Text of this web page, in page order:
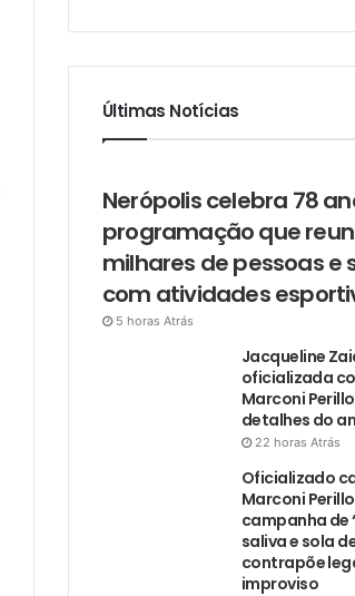
Últimas Notícias
Nerópolis celebra 78
programação que
milhares de pessoas e
com atividades
5 horas Atrás
Jacqueline
oficializada
Marconi
detalhes do
22 horas Atrás
Oficializado
Marconi
campanha de
saliva e sola
contrapõe
improviso